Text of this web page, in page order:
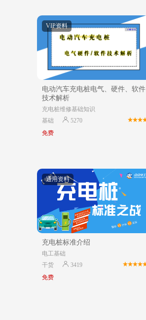
VIP资料
电动汽车充电桩电气、硬件、软件
技术解析
充电桩维修基础知识
基础
5270
免费
通用资料
充电桩标准介绍
电工基础
干货
3419
免费